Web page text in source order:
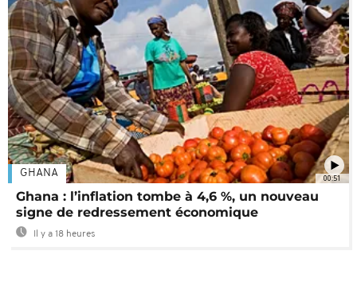
00:51
GHANA
Ghana : l’inflation tombe à 4,6 %, un nouveau
signe de redressement économique
Il y a 18 heures